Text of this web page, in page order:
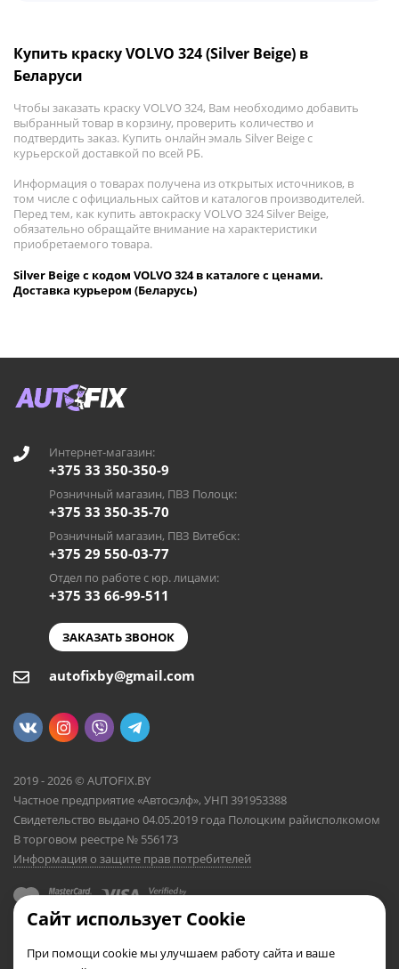
Купить краску VOLVO 324 (Silver Beige) в
Беларуси
Чтобы заказать краску VOLVO 324, Вам необходимо добавить
выбранный товар в корзину, проверить количество и
подтвердить заказ. Купить онлайн эмаль Silver Beige с
курьерской доставкой по всей РБ.
Информация о товарах получена из открытых источников, в
том числе с официальных сайтов и каталогов производителей.
Перед тем, как купить автокраску VOLVO 324 Silver Beige,
обязательно обращайте внимание на характеристики
приобретаемого товара.
Silver Beige с кодом VOLVO 324 в каталоге с ценами.
Доставка курьером (Беларусь)
Интернет-магазин:
+375 33 350-350-9
Розничный магазин, ПВЗ Полоцк:
+375 33 350-35-70
Розничный магазин, ПВЗ Витебск:
+375 29 550-03-77
Отдел по работе с юр. лицами:
+375 33 66-99-511
ЗАКАЗАТЬ ЗВОНОК
autofixby@gmail.com
2019 - 2026 © AUTOFIX.BY
Частное предприятие «Автосэлф», УНП 391953388
Свидетельство выдано 04.05.2019 года Полоцким райисполкомом
В торговом реестре № 556173
Информация о защите прав потребителей
Сайт использует Cookie
При помощи cookie мы улучшаем работу сайта и ваше